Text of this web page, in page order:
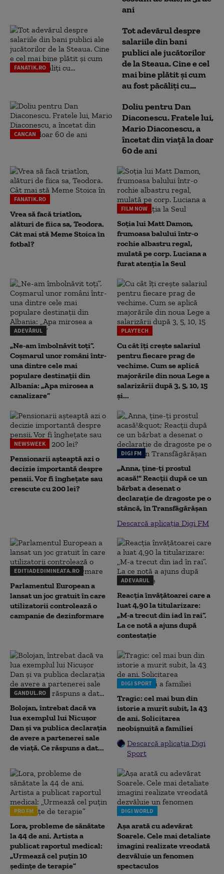
ani
FANATIK.RO
Tot adevărul despre
salariile din bani
publici ale jucătorilor
de la Steaua. Cine e cel
mai bine plătit și cum
au fost păcăliți cu...
CANCAN
Doliu pentru Dan
Diaconescu. Fratele lui,
Mario Diaconescu, a
încetat din viață la doar
60 de ani
FANATIK.RO
Vrea să facă triatlon,
alături de fiica sa, Teodora.
Cât mai stă Meme Stoica în
fotbal?
FILM NOW
Soția lui Matt Damon,
frumoasa balului într-o
rochie albastru regal,
mulată pe corp. Luciana a
furat atenția la Seul
ADEVĂRUL
„Ne-am îmbolnăvit toți”.
Coșmarul unor români într-
una dintre cele mai
populare destinații din
Albania: „Apa mirosea a
canalizare”
PLAYTECH
Cu cât îți crește salariul
pentru fiecare prag de
vechime. Cum se aplică
majorările din noua Lege a
salarizării după 3, 5, 10, 15
și...
NEWSWEEK
Pensionarii așteaptă azi o
decizie importantă despre
pensii. Vor fi înghețate sau
crescute cu 200 lei?
DIGI FM
„Anna, ţine-ţi prostul
acasă!" Reacţii după ce un
bărbat a desenat o
declaraţie de dragoste pe o
stâncă, în Transfăgărăşan
Descarcă aplicația Digi FM
EDITIADEDIMINEATA.RO
Parlamentul European a
lansat un joc gratuit în care
utilizatorii controlează o
campanie de dezinformare
ADEVARUL
Reacția învățătoarei care a
luat 4,90 la titularizare:
„M-a trecut din iad în rai”.
La ce notă a ajuns după
contestație
GANDUL.RO
Bolojan, întrebat dacă va
lua exemplul lui Nicușor
Dan și va publica declarația
de avere a partenerei sale
de viață. Ce răspuns a dat...
DIGI SPORT
Tragic: cel mai bun din
istorie a murit subit, la 43
de ani. Solicitarea
neobișnuită a familiei
Descarcă aplicația Digi
Sport
PRO FM
Lora, probleme de sănătate
la 44 de ani. Artista a
publicat raportul medical:
„Urmează cel puțin 10
ședințe de terapie”
DIGI WORLD
Așa arată cu adevărat
Soarele. Cele mai detaliate
imagini realizate vreodată
dezvăluie un fenomen
spectaculos